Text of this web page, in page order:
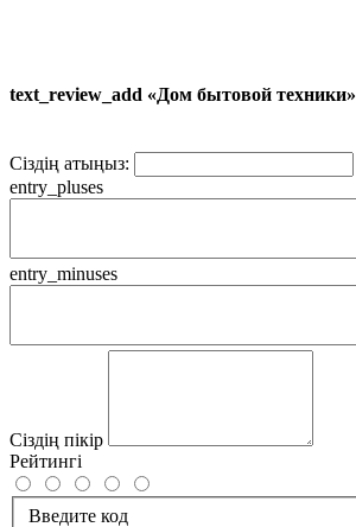
text_review_add «Дом бытовой техники»
Сіздің атыңыз:
entry_pluses
entry_minuses
Сіздің пікір
Рейтингі
Введите код